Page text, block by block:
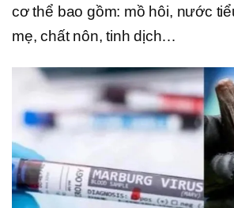
cơ thể bao gồm: mồ hôi, nước
mẹ, chất nôn, tinh dịch…